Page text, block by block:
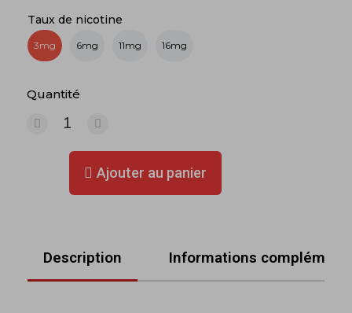
Taux de nicotine
3mg 6mg 11mg 16mg
Quantité
Ajouter au panier
Description Informations